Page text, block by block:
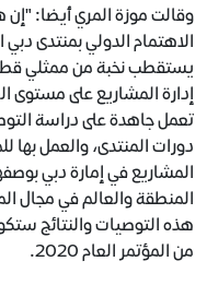
وقالت موزة المري أيضا: "إن
الاهتمام الدولي بمنتدى دبي
يستقطب نخبة من ممثلي
إدارة المشاريع على مستوى
تعمل جاهدة على دراسة
دورات المنتدى، والعمل بها
المشاريع في إمارة دبي
المنطقة والعالم في مجال
هذه التوصيات والنتائج
من المؤتمر العام 2020.